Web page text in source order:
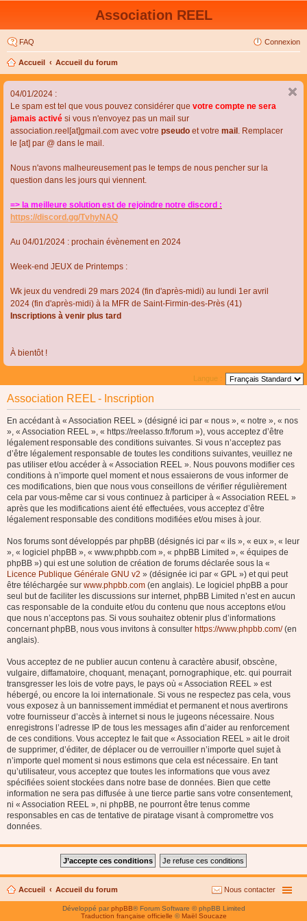
Association REEL
FAQ Connexion
Accueil Accueil du forum
04/01/2024 :
Le spam est tel que vous pouvez considérer que votre compte ne sera
jamais activé si vous n'envoyez pas un mail sur
association.reel[at]gmail.com avec votre pseudo et votre mail . Remplacer
le [at] par @ dans le mail.
Nous n'avons malheureusement pas le temps de nous pencher sur la
question dans les jours qui viennent.
=> la meilleure solution est de rejoindre notre discord :
https://discord.gg/TvhyNAQ
Au 04/01/2024 : prochain évènement en 2024
Week-end JEUX de Printemps :
Wk jeux du vendredi 29 mars 2024 (fin d'après-midi) au lundi 1er avril
2024 (fin d'après-midi) à la MFR de Saint-Firmin-des-Près (41)
Inscriptions à venir plus tard
À bientôt !
Langue :
Association REEL - Inscription
En accédant à « Association REEL » (désigné ici par « nous », « notre », « nos
», « Association REEL », « https://reelasso.fr/forum »), vous acceptez d’être
légalement responsable des conditions suivantes. Si vous n’acceptez pas
d’être légalement responsable de toutes les conditions suivantes, veuillez ne
pas utiliser et/ou accéder à « Association REEL ». Nous pouvons modifier ces
conditions à n’importe quel moment et nous essaierons de vous informer de
ces modifications, bien que nous vous conseillons de vérifier régulièrement
cela par vous-même car si vous continuez à participer à « Association REEL »
après que les modifications aient été effectuées, vous acceptez d’être
légalement responsable des conditions modifiées et/ou mises à jour.
Nos forums sont développés par phpBB (désignés ici par « ils », « eux », « leur
», « logiciel phpBB », « www.phpbb.com », « phpBB Limited », « équipes de
phpBB ») qui est une solution de création de forums déclarée sous la «
Licence Publique Générale GNU v2 » (désignée ici par « GPL ») et qui peut
être téléchargée sur www.phpbb.com (en anglais). Le logiciel phpBB a pour
seul but de faciliter les discussions sur internet, phpBB Limited n’est en aucun
cas responsable de la conduite et/ou du contenu que nous acceptons et/ou
que nous n’acceptons pas. Si vous souhaitez obtenir plus d’informations
concernant phpBB, nous vous invitons à consulter https://www.phpbb.com/(en
anglais).
Vous acceptez de ne publier aucun contenu à caractère abusif, obscène,
vulgaire, diffamatoire, choquant, menaçant, pornographique, etc. qui pourrait
transgresser les lois de votre pays, le pays où « Association REEL » est
hébergé, ou encore la loi internationale. Si vous ne respectez pas cela, vous
vous exposez à un bannissement immédiat et permanent et nous avertirons
votre fournisseur d’accès à internet si nous le jugeons nécessaire. Nous
enregistrons l’adresse IP de tous les messages afin d’aider au renforcement
de ces conditions. Vous acceptez le fait que « Association REEL » ait le droit
de supprimer, d’éditer, de déplacer ou de verrouiller n’importe quel sujet à
n’importe quel moment si nous estimons que cela est nécessaire. En tant
qu’utilisateur, vous acceptez que toutes les informations que vous avez
spécifiées soient stockées dans notre base de données. Bien que cette
information ne sera pas diffusée à une tierce partie sans votre consentement,
ni « Association REEL », ni phpBB, ne pourront être tenus comme
responsables en cas de tentative de piratage visant à compromettre vos
données.
Accueil Accueil du forum Nous contacter
Développé parphpBB® Forum Software © phpBB Limited
Traduction française officielle © Maël Soucaze